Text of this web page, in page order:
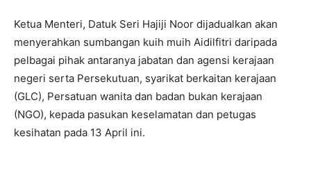
Ketua Menteri, Datuk Seri Hajiji Noor dijadualkan akan
menyerahkan sumbangan kuih muih Aidilfitri daripada
pelbagai pihak antaranya jabatan dan agensi kerajaan
negeri serta Persekutuan, syarikat berkaitan kerajaan
(GLC), Persatuan wanita dan badan bukan kerajaan
(NGO), kepada pasukan keselamatan dan petugas
kesihatan pada 13 April ini.